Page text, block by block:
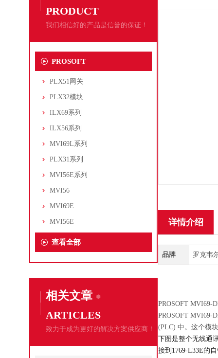
PRODUCT
我们相信好的产品是信誉的保证！
PROSOFT
PLX51网关
PLX32模块
ILX69系列
ILX56系列
MVI69L系列
PLX31系列
MVI56E系列
MVI56
MVI69E
MVI56E
查看全部
相关文章
ARTICLES
致力于成为更好的解决方案供应商！
详情介绍
品牌 罗克韦
PROSOFT MVI69-
PROSOFT MVI69-
(PLC) 中。这个模
下图是整个无线通
接到1769-L33E的